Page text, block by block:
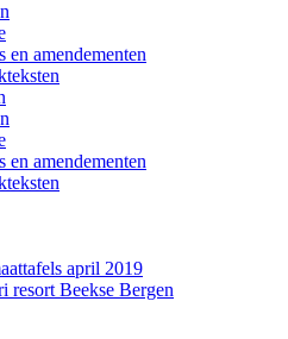
en amendementen
en amendementen
april 2019
resort Beekse Bergen